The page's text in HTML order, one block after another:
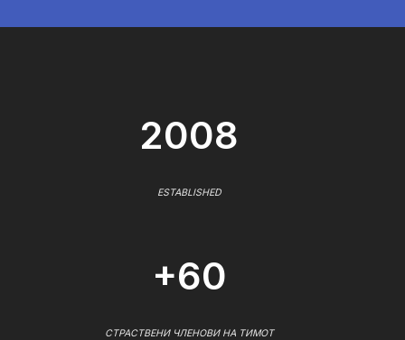
2008
ESTABLISHED
+60
СТРАСТВЕНИ ЧЛЕНОВИ НА ТИМОТ